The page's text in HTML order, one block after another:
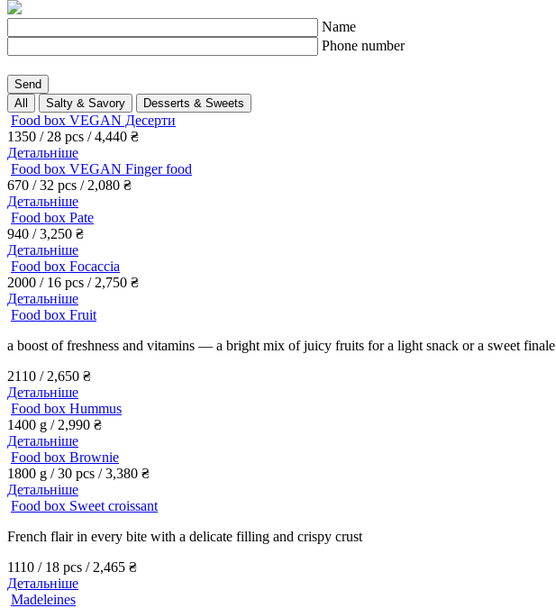
Name
Phone number
All Salty & Savory Desserts & Sweets
Food box VEGAN Десерти
1350 / 28 pcs /4,440 ₴
Детальніше
Food box VEGAN Finger food
670 / 32 pcs / 2,080 ₴
Детальніше
Food box Pate
940 /3,250 ₴
Детальніше
Food box Focaccia
2000 / 16 pcs / 2,750 ₴
Детальніше
Food box Fruit
a boost of freshness and vitamins — a bright mix of juicy fruits for a light snack or a sweet finale
2110 / 2,650 ₴
Детальніше
Food box Hummus
1400 g / 2,990 ₴
Детальніше
Food box Brownie
1800 g / 30 pcs /3,380 ₴
Детальніше
Food box Sweet croissant
French flair in every bite with a delicate filling and crispy crust
1110 / 18 pcs / 2,465 ₴
Детальніше
Madeleines